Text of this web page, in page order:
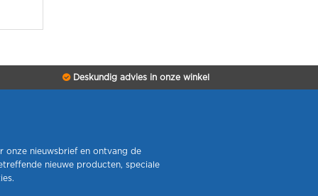
Deskundig advies in onze winkel
onze nieuwsbrief en ontvang de
nieuwe producten, speciale